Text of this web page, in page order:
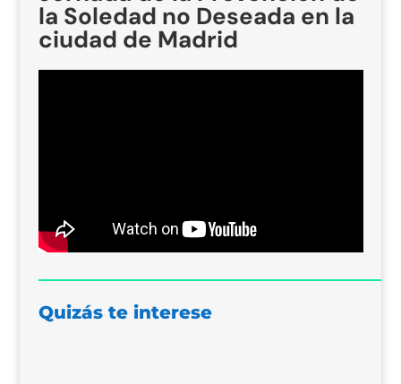
la Soledad no Deseada en la
ciudad de Madrid
Quizás te interese